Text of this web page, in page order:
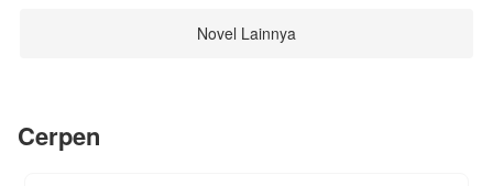
bertemu lagi di sebuah pesta pernikahan. Ha joon
Rinda menyesal mengenalkan Dita pada Danis.
Novel Lainnya
Cerpen